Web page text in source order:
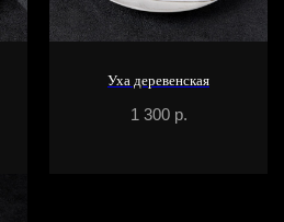
Уха деревенская
1 300 р.